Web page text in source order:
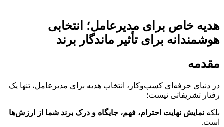
هدیه خاص برای مدیرعامل؛ انتخابی
هوشمندانه برای تأثیر ماندگار برند
مقدمه
در دنیای حرفه‌ای کسب‌و‌کار، انتخاب هدیه برای مدیرعامل، تنها یک
رفتار تشریفاتی نیست؛
بلکه نمایش نهایت احترام، فهم، جایگاه و درک برند شما از ارزش‌ها
است.